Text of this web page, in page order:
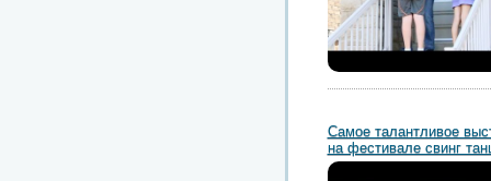
Самое талантливое
на фестивале свинг